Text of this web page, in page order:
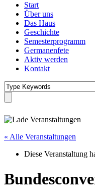
Start
Über uns
Das Haus
Geschichte
Semesterprogramm
Germanenfete
Aktiv werden
Kontakt
« Alle Veranstaltungen
Diese Veranstaltung